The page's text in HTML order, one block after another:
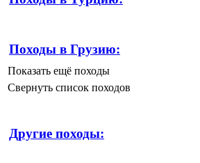
Походы в Грузию:
Показать ещё походы
Свернуть список походов
Другие походы: